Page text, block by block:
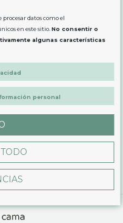
datos como el
en este sitio.No consentir o
algunas características
personal